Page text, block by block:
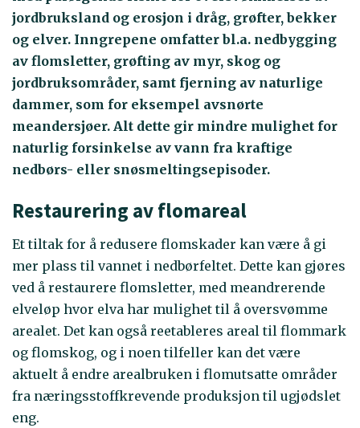
jordbruksland og erosjon i dråg, grøfter, bekker
og elver. Inngrepene omfatter bl.a. nedbygging
av flomsletter, grøfting av myr, skog og
jordbruksområder, samt fjerning av naturlige
dammer, som for eksempel avsnørte
meandersjøer. Alt dette gir mindre mulighet for
naturlig forsinkelse av vann fra kraftige
nedbørs- eller snøsmeltingsepisoder.
Restaurering av flomareal
Et tiltak for å redusere flomskader kan være å gi
mer plass til vannet i nedbørfeltet. Dette kan gjøres
ved å restaurere flomsletter, med meandrerende
elveløp hvor elva har mulighet til å oversvømme
arealet. Det kan også reetableres areal til flommark
og flomskog, og i noen tilfeller kan det være
aktuelt å endre arealbruken i flomutsatte områder
fra næringsstoffkrevende produksjon til ugjødslet
eng.